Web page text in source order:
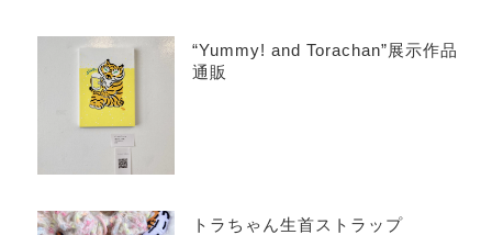
“Yummy! and Torachan”展示作品
通販
トラちゃん生首ストラップ